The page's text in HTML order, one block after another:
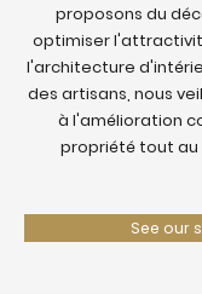
proposons du
optimiser
l'architecture
des artisans, nous
à l'amélioration
propriété tout au
See our